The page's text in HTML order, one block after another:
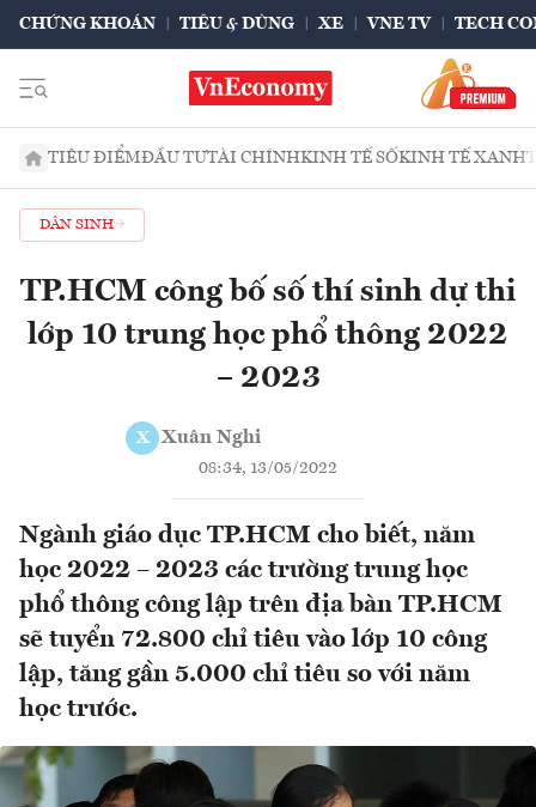
CHỨNG KHOÁN TIÊU & DÙNG XE VNE TV TECH
TIÊU ĐIỂMĐẦU TƯTÀI CHÍNHKINH TẾ SỐKINH TẾ XANH
DÂN SINH
TP.HCM công bố số thí sinh dự thi
lớp 10 trung học phổ thông 2022
– 2023
X Xuân Nghi
08:34, 13/05/2022
Ngành giáo dục TP.HCM cho biết, năm
học 2022 – 2023 các trường trung học
phổ thông công lập trên địa bàn TP.HCM
sẽ tuyển 72.800 chỉ tiêu vào lớp 10 công
lập, tăng gần 5.000 chỉ tiêu so với năm
học trước.